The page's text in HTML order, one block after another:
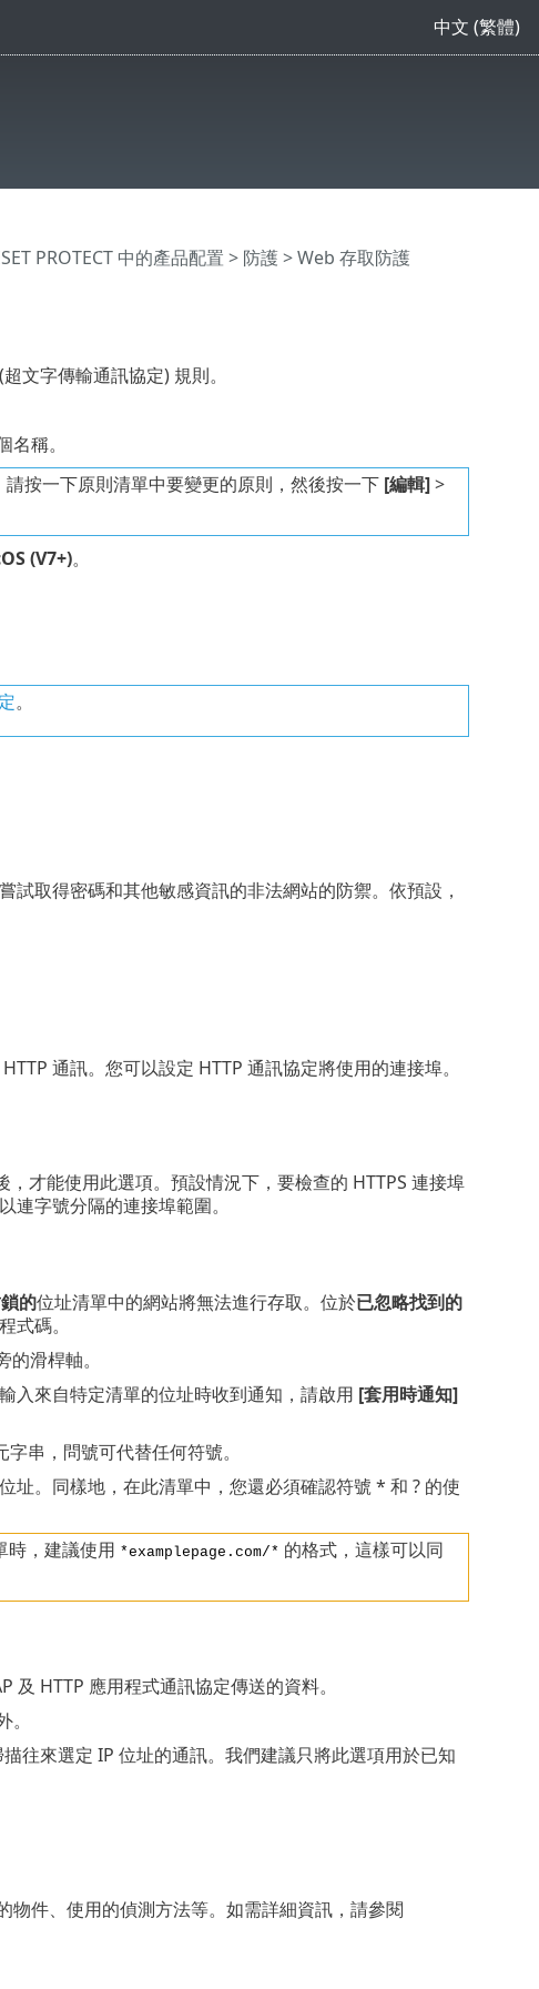
中文 (繁體)
PROTECT 中的產品配置 > 防護> Web 存取防護
文字傳輸通訊協定) 規則。
稱。
按一下原則清單中要變更的原則，然後按一下 [編輯]>
(V7+)。
。
試取得密碼和其他敏感資訊的非法網站的防禦。依預設，
通訊。您可以設定 HTTP 通訊協定將使用的連接埠。
才能使用此選項。預設情況下，要檢查的 HTTPS 連接埠
字號分隔的連接埠範圍。
的位址清單中的網站將無法進行存取。位於已忽略找到的
式碼。
的滑桿軸。
入來自特定清單的位址時收到通知，請啟用 [套用時通知]
串，問號可代替任何符號。
址。同樣地，在此清單中，您還必須確認符號 * 和 ? 的使
時，建議使用 *examplepage.com/* 的格式，這樣可以同
HTTP 應用程式通訊協定傳送的資料。
往來選定 IP 位址的通訊。我們建議只將此選項用於已知
件、使用的偵測方法等。如需詳細資訊，請參閱